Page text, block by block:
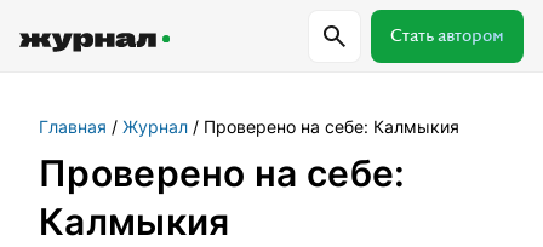
Стать автором
Самое важное Куда поехать
Поиск по журналу
Главная Журнал Проверено на себе: Калмыкия
Проверено на себе:
Калмыкия